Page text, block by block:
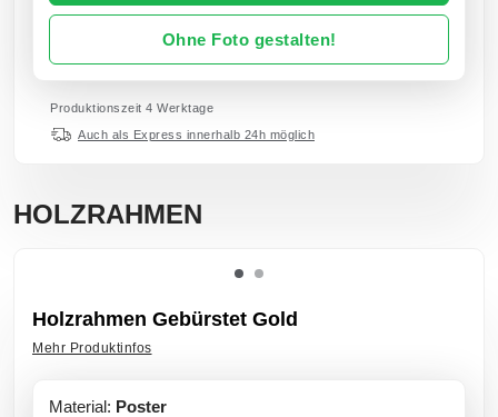
Ohne Foto gestalten!
Produktionszeit 4 Werktage
Auch als Express innerhalb 24h möglich
HOLZRAHMEN
Holzrahmen Gebürstet Gold
Mehr Produktinfos
Material: Poster